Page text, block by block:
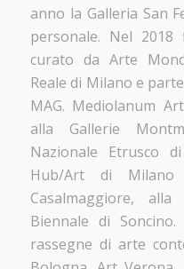
anno la Galleria San
personale. Nel 2018
curato da Arte
Reale di Milano e
MAG. Mediolanum
alla Gallerie
Nazionale Etrusco
Hub/Art di
Casalmaggiore,
Biennale di
rassegne di arte